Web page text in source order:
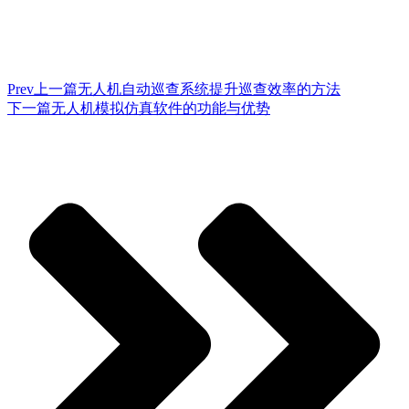
Prev 上一篇无人机自动巡查系统提升巡查效率的方法
下一篇无人机模拟仿真软件的功能与优势